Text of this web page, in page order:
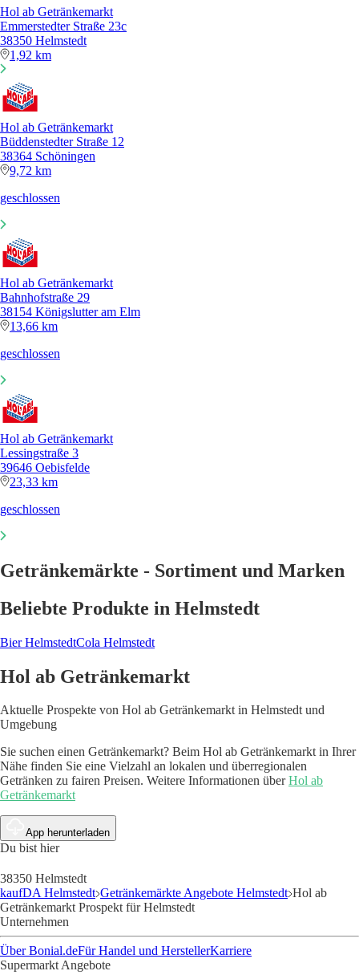
Hol ab Getränkemarkt
Emmerstedter Straße 23c
38350 Helmstedt
1,92 km
Hol ab Getränkemarkt
Büddenstedter Straße 12
38364 Schöningen
9,72 km
geschlossen
Hol ab Getränkemarkt
Bahnhofstraße 29
38154 Königslutter am Elm
13,66 km
geschlossen
Hol ab Getränkemarkt
Lessingstraße 3
39646 Oebisfelde
23,33 km
geschlossen
Getränkemärkte - Sortiment und Marken
Beliebte Produkte in Helmstedt
Bier HelmstedtCola Helmstedt
Hol ab Getränkemarkt
Aktuelle Prospekte von Hol ab Getränkemarkt in Helmstedt und
Umgebung
Sie suchen einen Getränkemarkt? Beim Hol ab Getränkemarkt in Ihrer
Nähe finden Sie eine Vielzahl an lokalen und überregionalen
Getränken zu fairen Preisen. Weitere Informationen überHol ab
Getränkemarkt
App herunterladen
Du bist hier
38350 Helmstedt
kaufDA Helmstedt Getränkemärkte Angebote Helmstedt Hol ab
Getränkemarkt Prospekt für Helmstedt
Unternehmen
Über Bonial.deFür Handel und HerstellerKarriere
Supermarkt Angebote